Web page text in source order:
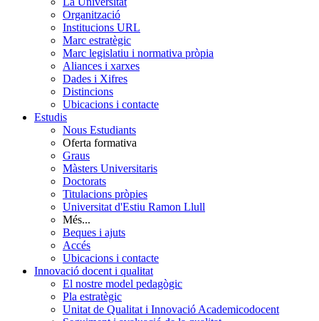
Organització
Institucions URL
Marc estratègic
Marc legislatiu i normativa pròpia
Aliances i xarxes
Dades i Xifres
Distincions
Ubicacions i contacte
Estudis
Nous Estudiants
Oferta formativa
Graus
Màsters Universitaris
Doctorats
Titulacions pròpies
Universitat d'Estiu Ramon Llull
Més...
Beques i ajuts
Accés
Ubicacions i contacte
Innovació docent i qualitat
El nostre model pedagògic
Pla estratègic
Unitat de Qualitat i Innovació Academicodocent